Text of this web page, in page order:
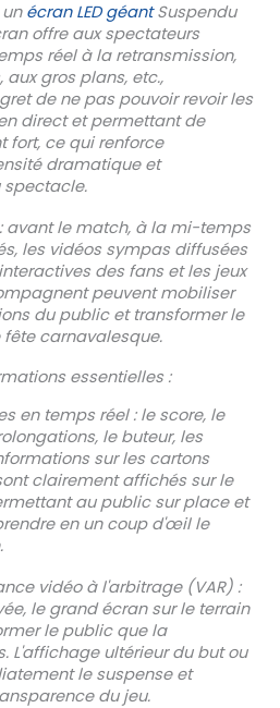
écran LED géantSuspendu
offre aux spectateurs
réel à la retransmission,
gros plans, etc.,
de ne pas pouvoir revoir les
direct et permettant de
fort, ce qui renforce
dramatique et
spectacle.
avant le match, à la mi-temps
les vidéos sympas diffusées
des fans et les jeux
peuvent mobiliser
du public et transformer le
carnavalesque.
essentielles :
en temps réel : le score, le
le buteur, les
sur les cartons
clairement affichés sur le
au public sur place et
en un coup d'œil le
vidéo à l'arbitrage (VAR) :
le grand écran sur le terrain
le public que la
L'affichage ultérieur du but ou
le suspense et
du jeu.